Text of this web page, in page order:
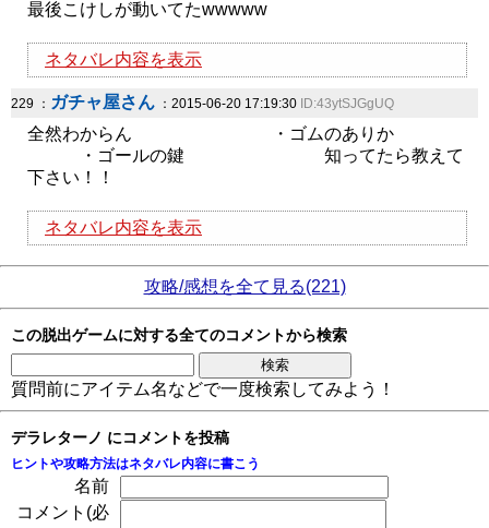
最後こけしが動いてたwwwww
ネタバレ内容を表示
229 ： ガチャ屋さん ：2015-06-20 17:19:30 ID:43ytSJGgUQ
全然わからん ・ゴムのありか
・ゴールの鍵 知ってたら教えて
下さい！！
ネタバレ内容を表示
攻略/感想を全て見る(221)
この脱出ゲームに対する全てのコメントから検索
質問前にアイテム名などで一度検索してみよう！
デラレターノ にコメントを投稿
ヒントや攻略方法はネタバレ内容に書こう
名前
コメント(必